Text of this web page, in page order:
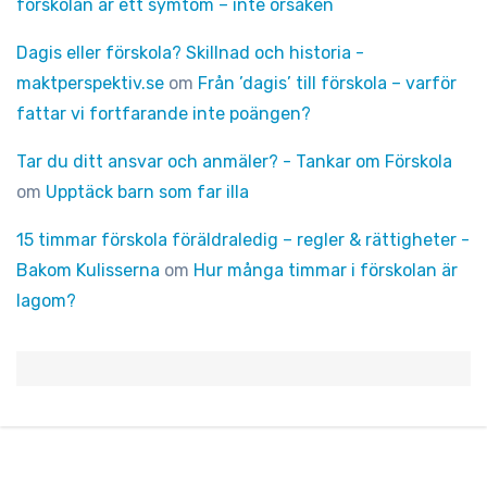
förskolan är ett symtom – inte orsaken
Dagis eller förskola? Skillnad och historia -
maktperspektiv.se om Från ’dagis’ till förskola – varför
fattar vi fortfarande inte poängen?
Tar du ditt ansvar och anmäler? - Tankar om Förskola
om Upptäck barn som far illa
15 timmar förskola föräldraledig – regler & rättigheter -
Bakom Kulisserna om Hur många timmar i förskolan är
lagom?